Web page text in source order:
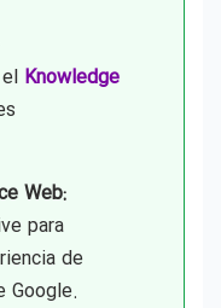
Knowledge
Web:
para
de
Google.